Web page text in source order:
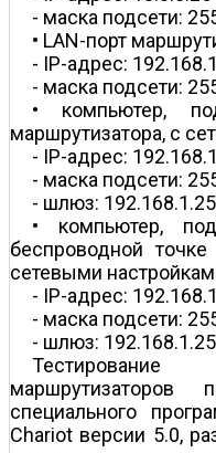
- маска подсети:
• LAN-порт
- IP-адрес:
- маска подсети:
• компьютер,
маршрутизатора, с
- IP-адрес:
- маска подсети:
- шлюз:
• компьютер,
беспроводной
сетевыми
- IP-адрес:
- маска подсети:
- шлюз:
специального
Chariot версии 5.0,